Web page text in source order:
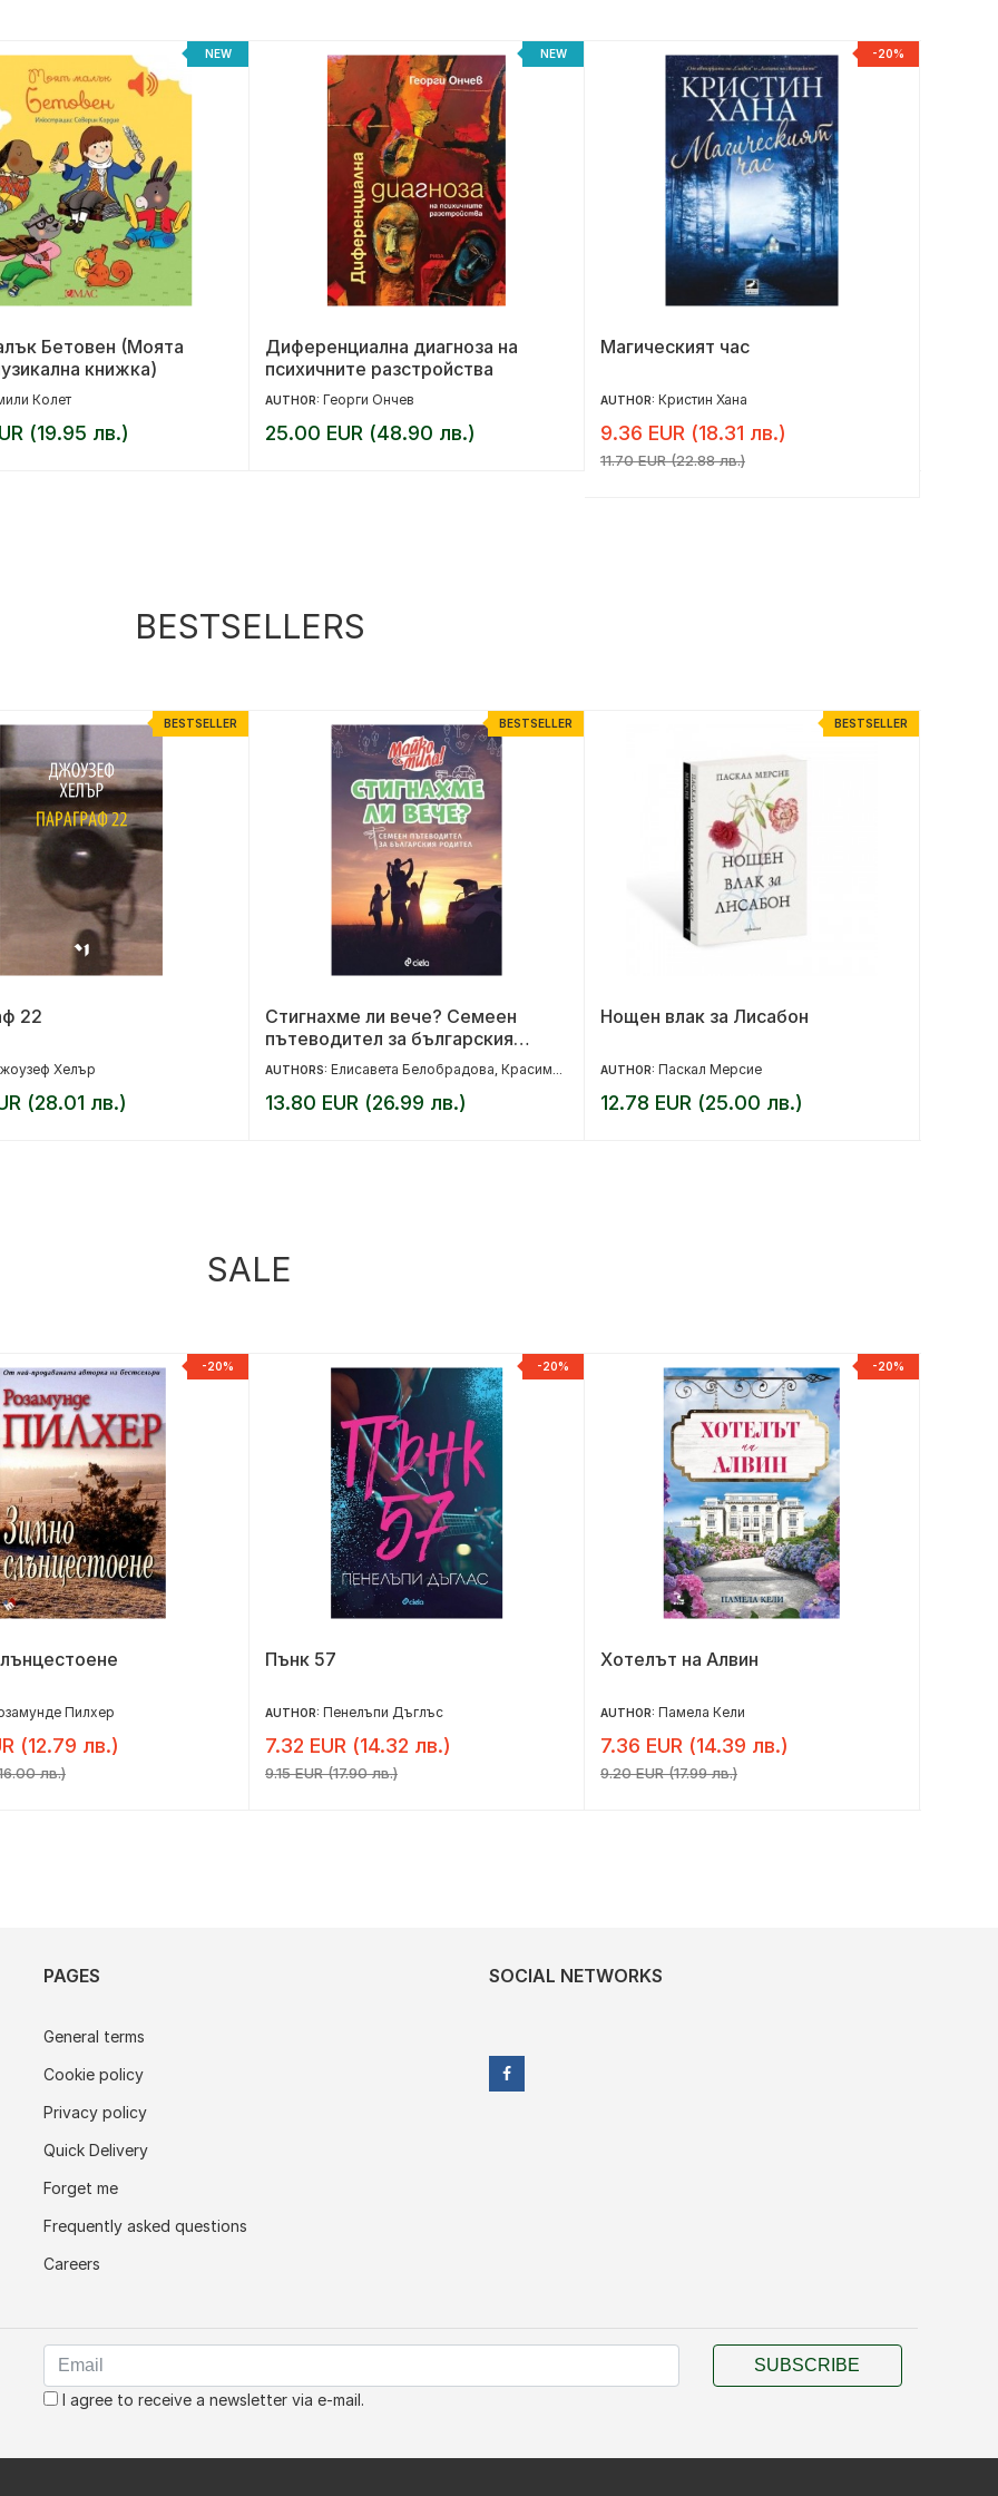
NEW
Бетовен (Моята
книжка)
Колет
(19.95 лв.)
NEW
Диференциална диагноза на
психичните разстройства
AUTHOR: Георги Ончев
25.00 EUR (48.90 лв.)
-20%
Магическият час
AUTHOR: Кристин Хана
9.36 EUR (18.31 лв.)
11.70 EUR (22.88 лв.)
BESTSELLERS
BESTSELLER
22
Хелър
(28.01 лв.)
BESTSELLER
Стигнахме ли вече? Семеен
пътеводител за българския
родител
AUTHORS: Елисавета Белобрадова Красимира Хаджииванова
13.80 EUR (26.99 лв.)
BESTSELLER
Нощен влак за Лисабон
AUTHOR: Паскал Мерсие
12.78 EUR (25.00 лв.)
SALE
-20%
Пилхер
(12.79 лв.)
лв.)
-20%
Пънк 57
AUTHOR: Пенелъпи Дъглъс
7.32 EUR (14.32 лв.)
9.15 EUR (17.90 лв.)
-20%
Хотелът на Алвин
AUTHOR: Памела Кели
7.36 EUR (14.39 лв.)
9.20 EUR (17.99 лв.)
PAGES
General terms
Cookie policy
Privacy policy
Quick Delivery
Forget me
Frequently asked questions
Careers
SOCIAL NETWORKS
I agree to receive a newsletter via e-mail.
SUBSCRIBE